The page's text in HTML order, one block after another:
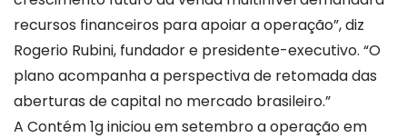
recursos financeiros para apoiar a operação”, diz
Rogerio Rubini, fundador e presidente-executivo. “O
plano acompanha a perspectiva de retomada das
aberturas de capital no mercado brasileiro.”
A Contém 1g iniciou em setembro a operação em